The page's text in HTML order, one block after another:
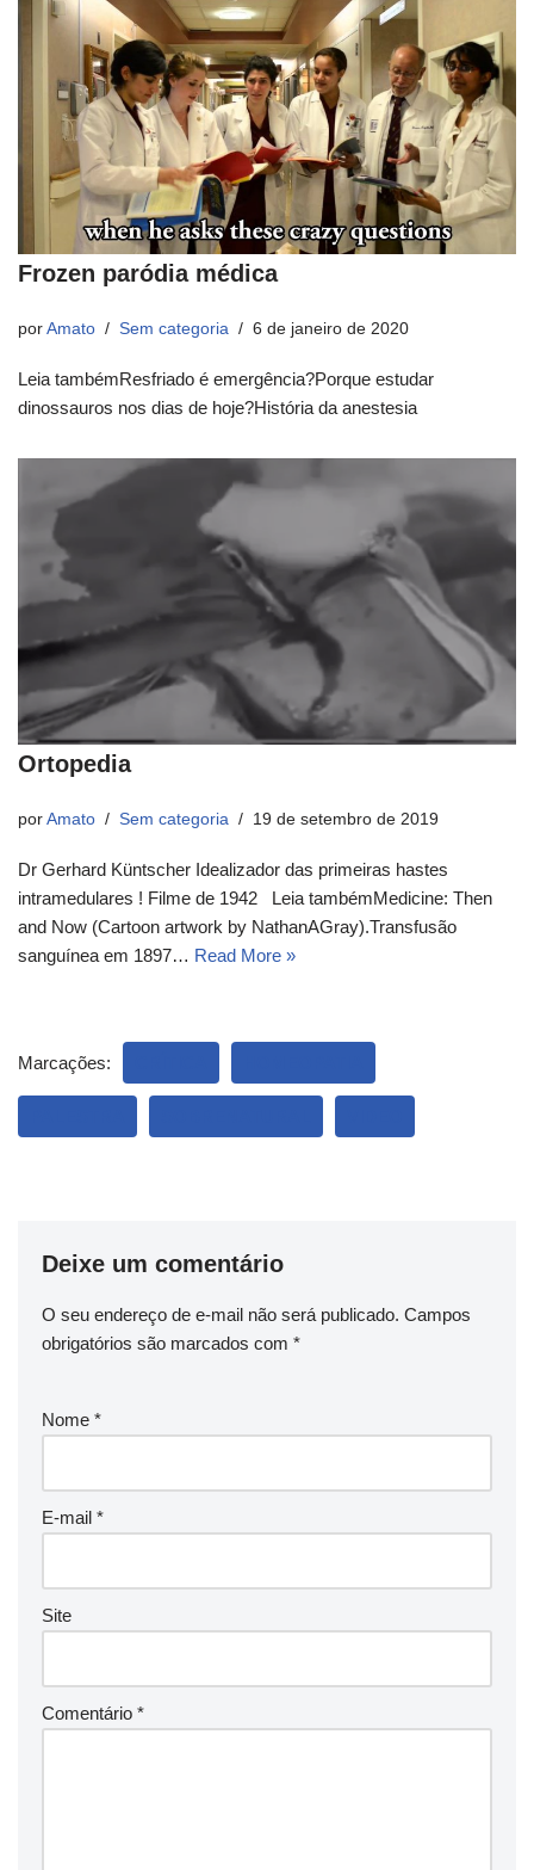
Frozen paródia médica
por Amato Sem categoria 6 de janeiro de 2020
Leia tambémResfriado é emergência?Porque estudar
dinossauros nos dias de hoje?História da anestesia
Ortopedia
por Amato Sem categoria 19 de setembro de 2019
Dr Gerhard Küntscher Idealizador das primeiras hastes
intramedulares ! Filme de 1942 Leia tambémMedicine: Then
and Now (Cartoon artwork by NathanAGray).Transfusão
sanguínea em 1897… Read More »
Marcações:
Deixe um comentário
O seu endereço de e-mail não será publicado. Campos
obrigatórios são marcados com *
Nome *
E-mail *
Site
Comentário *